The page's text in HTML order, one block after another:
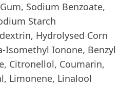
Sodium Benzoate,
Starch
Hydrolysed Corn
Isomethyl Ionone, Benzyl
Citronellol, Coumarin,
Limonene, Linalool